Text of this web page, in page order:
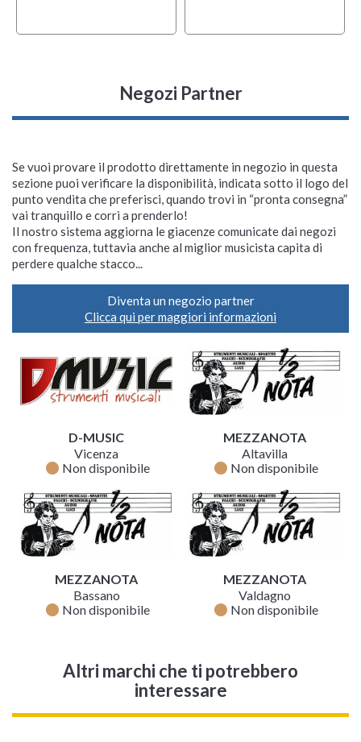
Negozi Partner
Se vuoi provare il prodotto direttamente in negozio in questa
sezione puoi verificare la disponibilità, indicata sotto il logo del
punto vendita che preferisci, quando trovi in “pronta consegna”
vai tranquillo e corri a prenderlo!
Il nostro sistema aggiorna le giacenze comunicate dai negozi
con frequenza, tuttavia anche al miglior musicista capita di
perdere qualche stacco...
Diventa un negozio partner
Clicca qui per maggiori informazioni
D-MUSIC
Vicenza
fiber_manual_record Non disponibile
MEZZANOTA
Altavilla
fiber_manual_record Non disponibile
MEZZANOTA
Bassano
fiber_manual_record Non disponibile
MEZZANOTA
Valdagno
fiber_manual_record Non disponibile
Altri marchi che ti potrebbero
interessare